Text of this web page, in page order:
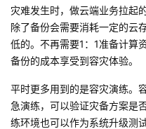
灾难发生时，做云端业务拉起
除了备份会需要消耗一定的云
低的。不再需要1：1准备计算
备份的成本享受到容灾体验。
平时更多用到的是容灾演练。
急演练，可以验证灾备方案是
练环境也可以作为系统升级测